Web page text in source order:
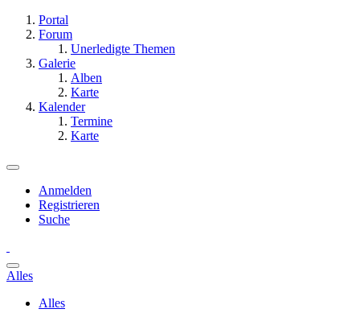
Portal
Forum
Unerledigte Themen
Galerie
Alben
Karte
Kalender
Termine
Karte
Anmelden
Registrieren
Suche
Alles
Alles